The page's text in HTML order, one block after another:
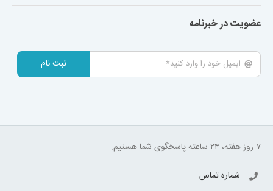
عضویت در خبرنامه
ثبت نام
۷ روز هفته، ۲۴ ساعته پاسخگوی شما هستیم.
شماره تماس